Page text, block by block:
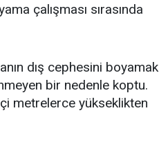
çalışması sırasında
dış cephesini boyamak
bir nedenle koptu.
metrelerce yükseklikten